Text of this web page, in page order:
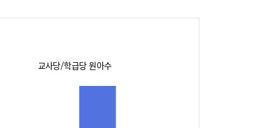
교사당/학급당 원아수